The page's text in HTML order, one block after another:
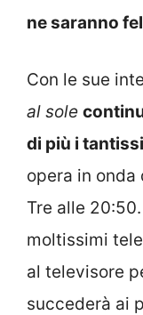
ne saranno
Con le sue
al sole
di più i
opera in onda
Tre alle
moltissimi
al televisore
succederà ai